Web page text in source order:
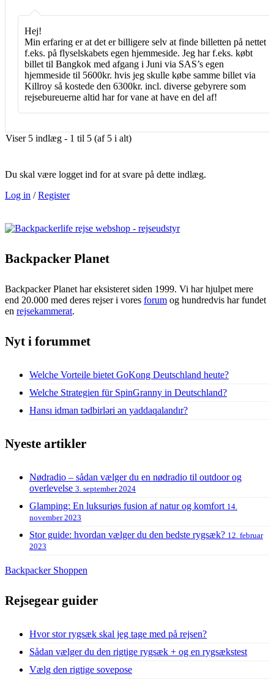
Hej!
Min erfaring er at det er billigere selv at finde billetten på nettet
f.eks. på flyselskabets egen hjemmeside. Jeg har f.eks. købt
billet til Bangkok med afgang i Juni via SAS’s egen
hjemmeside til 5600kr. hvis jeg skulle købe samme billet via
Killroy så kostede den 6300kr. incl. diverse gebyrere som
rejsebureuerne altid har for vane at have en del af!
Viser 5 indlæg - 1 til 5 (af 5 i alt)
Du skal være logget ind for at svare på dette indlæg.
Log in /Register
Backpacker Planet
Backpacker Planet har eksisteret siden 1999. Vi har hjulpet mere
end 20.000 med deres rejser i vores forum og hundredvis har fundet
en rejsekammerat.
Nyt i forummet
Welche Vorteile bietet GoKong Deutschland heute?
Welche Strategien für SpinGranny in Deutschland?
Hansı idman tədbirləri ən yaddaqalandır?
Nyeste artikler
Nødradio – sådan vælger du en nødradio til outdoor og
overlevelse 3. september 2024
Glamping: En luksuriøs fusion af natur og komfort 14.
november 2023
Stor guide: hvordan vælger du den bedste rygsæk? 12. februar
2023
Backpacker Shoppen
Rejsegear guider
Hvor stor rygsæk skal jeg tage med på rejsen?
Sådan vælger du den rigtige rygsæk + og en rygsækstest
Vælg den rigtige sovepose